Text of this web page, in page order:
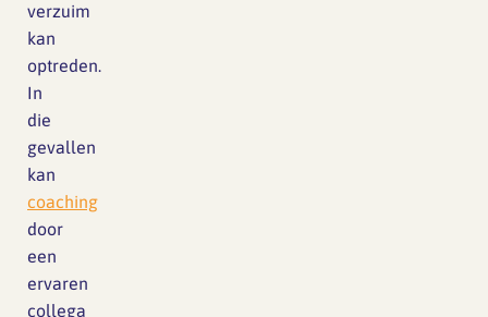
verzuim
kan
optreden.
In
die
gevallen
kan
coaching
door
een
ervaren
collega